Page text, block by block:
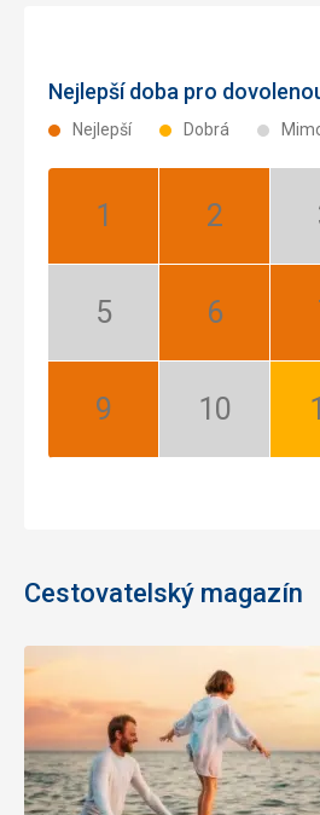
Nejlepší doba pro
Nejlepší Dobrá
Leden:
Únor:
Květen:
Červen:
Září:
Říjen:
Cestovatelský magazín